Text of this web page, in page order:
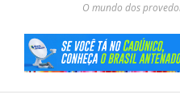
O mundo dos